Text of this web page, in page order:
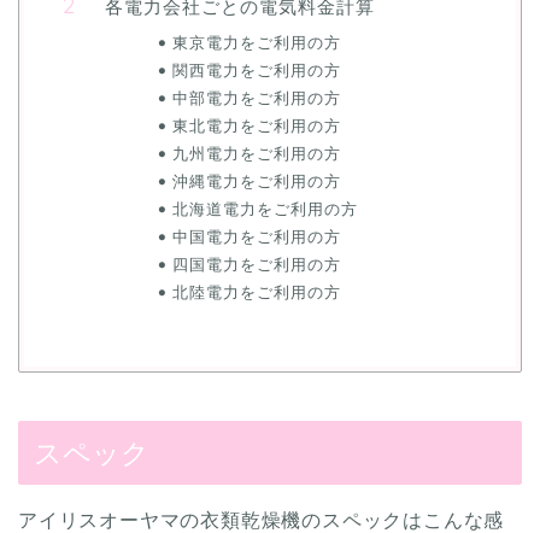
各電力会社ごとの電気料金計算
東京電力をご利用の方
関西電力をご利用の方
中部電力をご利用の方
東北電力をご利用の方
九州電力をご利用の方
沖縄電力をご利用の方
北海道電力をご利用の方
中国電力をご利用の方
四国電力をご利用の方
北陸電力をご利用の方
スペック
アイリスオーヤマの衣類乾燥機のスペックはこんな感